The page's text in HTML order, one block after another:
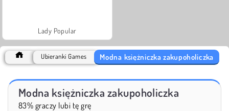
Lady Popular
Ubieranki Games Modna księżniczka zakupoholiczka
Modna księżniczka zakupoholiczka
83% graczy lubi tę grę